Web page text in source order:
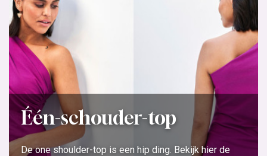
Één-schouder-top
De one shoulder-top is een hip ding. Bekijk hier de